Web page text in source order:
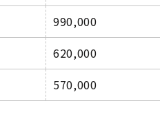
990,000
620,000
570,000